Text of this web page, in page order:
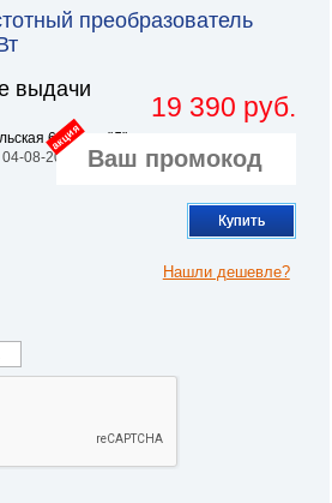
преобразователь
выдачи
6, литер "Л"
08-2026
19 390 руб.
акция
Купить
Нашли дешевле?